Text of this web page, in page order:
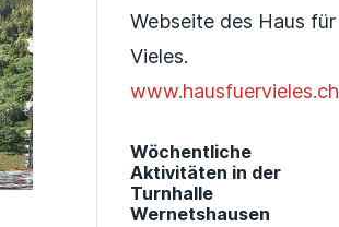
Webseite des Haus für
Vieles.
www.hausfuervieles.ch
Wöchentliche
Aktivitäten in der
Turnhalle
Wernetshausen